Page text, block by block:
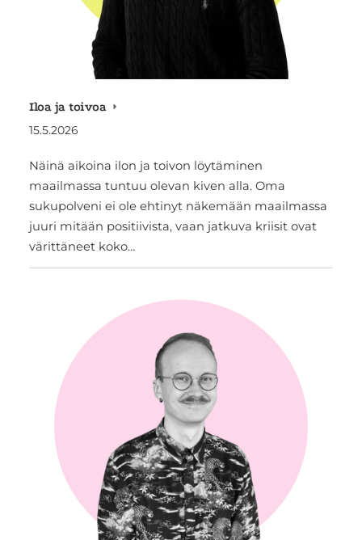
Iloa ja toivoa
15.5.2026
Näinä aikoina ilon ja toivon löytäminen
maailmassa tuntuu olevan kiven alla. Oma
sukupolveni ei ole ehtinyt näkemään maailmassa
juuri mitään positiivista, vaan jatkuva kriisit ovat
värittäneet koko…